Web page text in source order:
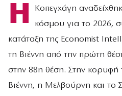
Η
Κοπεγχάγη
κόσμου για το 2026,
κατάταξη της Economist
τη Βιέννη από την πρώτη
στην 88η θέση. Στην κορυφή
Βιέννη, η Μελβούρνη και το